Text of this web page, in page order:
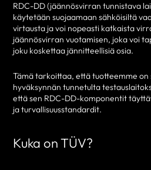
RDC-DD (jäännösvirran tunnistava
käytetään suojaamaan sähköisiltä
virtausta ja voi nopeasti katkaista
jäännösvirran vuotamisen, joka voi
joku koskettaa jännitteellisiä osia.
Tämä tarkoittaa, että tuotteemme on
hyväksynnän tunnetulta
että sen RDC-DD-komponentit
ja turvallisuusstandardit.
Kuka on TÜV?